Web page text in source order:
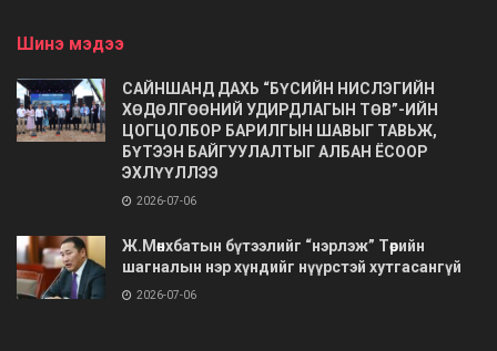
Шинэ мэдээ
САЙНШАНД ДАХЬ “БҮСИЙН НИСЛЭГИЙН
ХӨДӨЛГӨӨНИЙ УДИРДЛАГЫН ТӨВ”-ИЙН
ЦОГЦОЛБОР БАРИЛГЫН ШАВЫГ ТАВЬЖ,
БҮТЭЭН БАЙГУУЛАЛТЫГ АЛБАН ЁСООР
ЭХЛҮҮЛЛЭЭ
2026-07-06
Ж.Мөнхбатын бүтээлийг “нэрлэж” Төрийн
шагналын нэр хүндийг нүүрстэй хутгасангүй
2026-07-06